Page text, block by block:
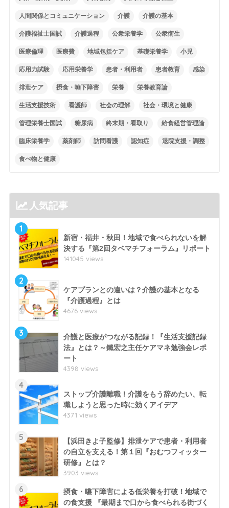
人間関係とコミュニケーション 介護 介護の基本
介護福祉士国試 介護過程 公衆栄養学 公衆衛生
医療倫理 医療費 地域包括ケア 基礎栄養学 小児
応用力試験 応用栄養学 患者・利用者 患者教育 感染
排泄ケア 摂食・嚥下障害 栄養 栄養教育論
生活支援技術 看護師 社会の理解 社会・環境と健康
管理栄養士国試 糖尿病 終末期・看取り 給食経営管理論
臨床栄養学 薬剤師 訪問看護 認知症 退院支援・調整
食べ物と健康
人気記事
1
新宿・福井・秋田！地域で食べられないを解
決する『第2回タベマチフォーラム』リポート
141045 views
2
ケアプランとの違いは？介護の基本となる
『介護過程』とは
4676 views
3
介護と医療がつながる記録！『生活支援記録
法』とは？～鐵宏之主任ケアマネ勉強会レポ
ート
4398 views
4
ストップ介護離職！介護をもう辞めたい、転
職しようと思った時に効くアイデア
4371 views
5
【浜田きよ子監修】排泄ケアで患者・利用者
の自立を支える！第１回『おむつフィッター
研修』とは？
3903 views
6
摂食・嚥下障害による低栄養を打破！地域で
の食支援 『最期まで口から食べられる街づく